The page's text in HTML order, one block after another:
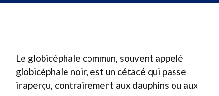
Le globicéphale commun, souvent appelé
globicéphale noir, est un cétacé qui passe
inaperçu, contrairement aux dauphins ou aux